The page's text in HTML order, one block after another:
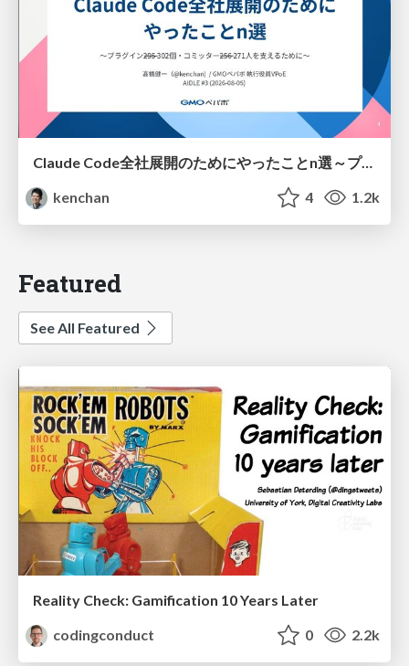
Claude Code全社展開のためにやったことn選～プラグイン302個・コミッター271人を支えるために～
kenchan
4 1.2k
Featured
See All Featured
Reality Check: Gamification 10 Years Later
codingconduct
0 2.2k